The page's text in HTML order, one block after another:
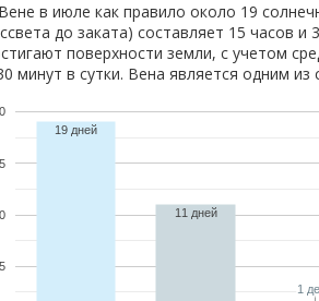
в июле как правило около 19
до заката) составляет 15 часов
поверхности земли, с учетом
минут в сутки. Вена является одним
5
19 дней
11 дней
1
1